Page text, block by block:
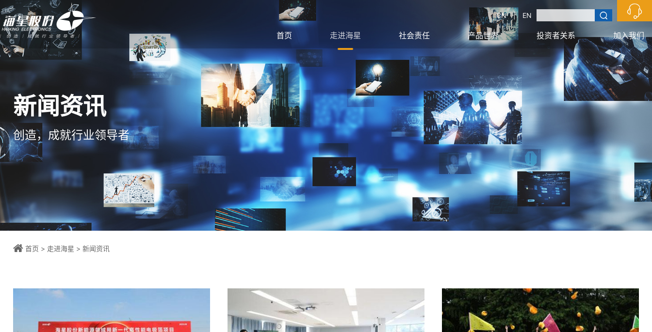
CN | EN
首页 走进海星
公司简介 党建工作 发展历程 产业布局 企业文化 海星荣誉 新闻资讯
社会责任
星动壹加 绿色生产 安全生产
产品世界
技术优势
投资者关系
信息披露 报告下载 预约拜访
加入我们
校园招聘 社会招聘
新闻资讯
创造，成就行业领导者
首页 > 走进海星 > 新闻资讯